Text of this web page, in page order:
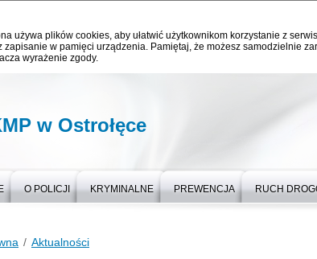
używa plików cookies, aby ułatwić użytkownikom korzystanie z
zapisanie w pamięci urządzenia. Pamiętaj, że możesz samodzielnie
wyrażenie zgody.
w Ostrołęce
O POLICJI KRYMINALNE PREWENCJA RUCH
Aktualności